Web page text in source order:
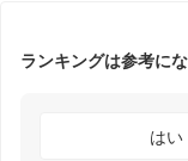
ランキングは参考に
はい